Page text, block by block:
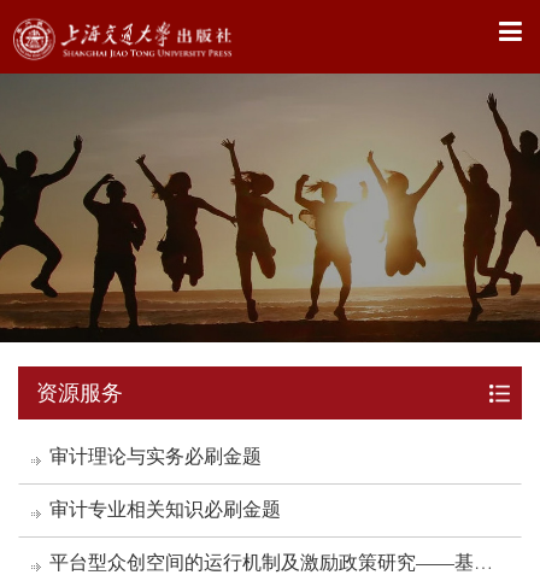
X
资源服务
审计理论与实务必刷金题
审计专业相关知识必刷金题
平台型众创空间的运行机制及激励政策研究——基于